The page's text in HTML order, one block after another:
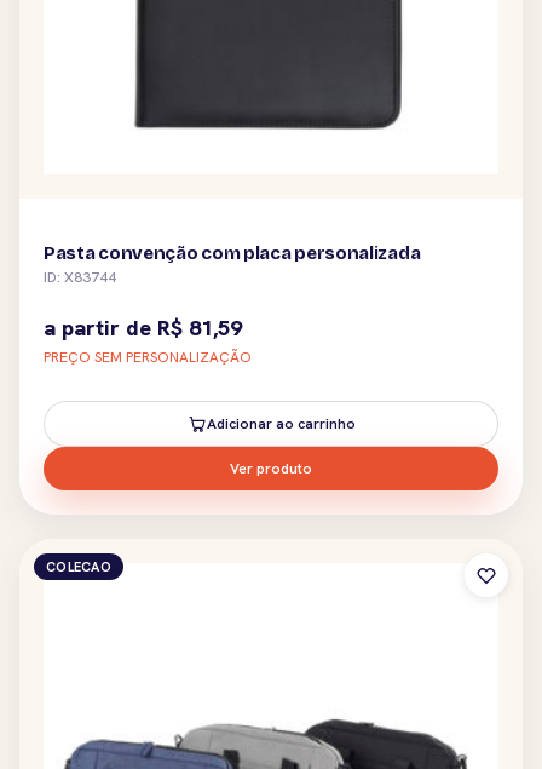
Pasta convenção com placa personalizada
ID: X83744
a partir de R$ 81,59
PREÇO SEM PERSONALIZAÇÃO
Adicionar ao carrinho
Ver produto
COLECAO